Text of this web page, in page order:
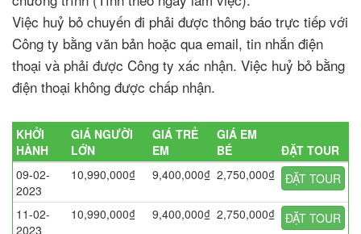
Việc huỷ bỏ chuyến đi phải được thông báo trực tiếp với
Công ty bằng văn bản hoặc qua email, tin nhắn điện
thoại và phải được Công ty xác nhận. Việc huỷ bỏ bằng
điện thoại không được chấp nhận.
KHỞI
HÀNH
GIÁ NGƯỜI
LỚN
GIÁ TRẺ
EM
GIÁ EM
BÉ
ĐẶT TOUR
09-02-
2023
10,990,000₫ 9,400,000₫ 2,750,000₫ ĐẶT TOUR
11-02-
2023
10,990,000₫ 9,400,000₫ 2,750,000₫ ĐẶT TOUR